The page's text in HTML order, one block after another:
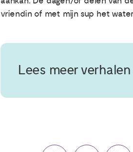
vriendin of met mijn sup het
Lees meer